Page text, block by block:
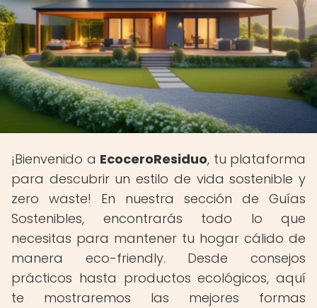
¡Bienvenido a EcoceroResiduo, tu plataforma
para descubrir un estilo de vida sostenible y
zero waste! En nuestra sección de Guías
Sostenibles, encontrarás todo lo que
necesitas para mantener tu hogar cálido de
manera eco-friendly. Desde consejos
prácticos hasta productos ecológicos, aquí
te mostraremos las mejores formas